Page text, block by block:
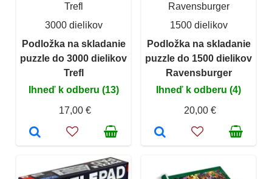
Trefl
3000 dielikov
Podložka na skladanie
puzzle do 3000 dielikov
Trefl
Ihneď k odberu (13)
17,00 €
Ravensburger
1500 dielikov
Podložka na skladanie
puzzle do 1500 dielikov
Ravensburger
Ihneď k odberu (4)
20,00 €